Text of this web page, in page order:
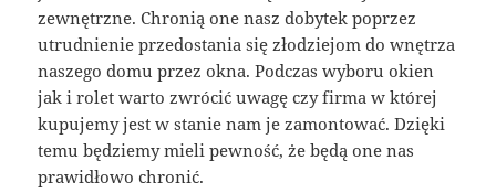
zewnętrzne. Chronią one nasz dobytek poprzez
utrudnienie przedostania się złodziejom do wnętrza
naszego domu przez okna. Podczas wyboru okien
jak i rolet warto zwrócić uwagę czy firma w której
kupujemy jest w stanie nam je zamontować. Dzięki
temu będziemy mieli pewność, że będą one nas
prawidłowo chronić.